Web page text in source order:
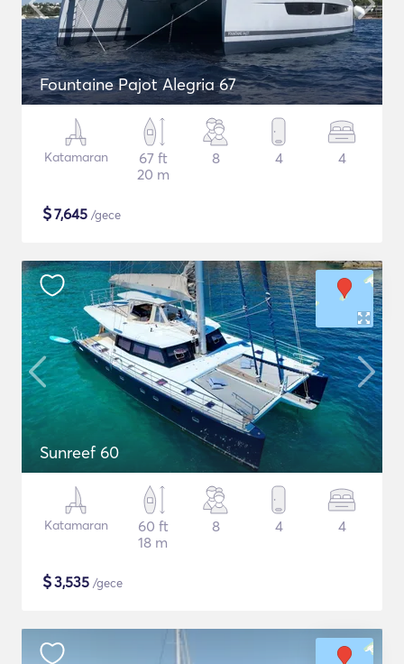
Fountaine Pajot Alegria 67
Katamaran
67 ft
20 m
8 4 4
$7,645 /gece
Sunreef 60
Katamaran
60 ft
18 m
8 4 4
$3,535 /gece